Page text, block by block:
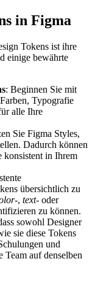
in Figma
Tokens ist ihre
einige bewährte
: Beginnen Sie mit
Typografie
alle Ihre
Sie Figma Styles,
Dadurch können
konsistent in Ihrem
übersichtlich zu
, text- oder
zu können.
sowohl Designer
sie diese Tokens
und
Team auf denselben